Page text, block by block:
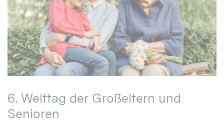
6. Welttag der Großeltern und
Senioren